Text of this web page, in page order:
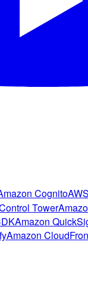
Cognito
Tower
Amazon
Amazon